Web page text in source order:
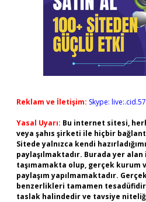
Reklam ve İletişim: Skype:
Yasal Uyarı: Bu internet sitesi,
veya şahıs şirketi ile hiçbir
Sitede yalnızca kendi
paylaşılmaktadır. Burada yer
taşımamakta olup, gerçek kurum
paylaşım yapılmamaktadır.
benzerlikleri tamamen
taslak halindedir ve tavsiye